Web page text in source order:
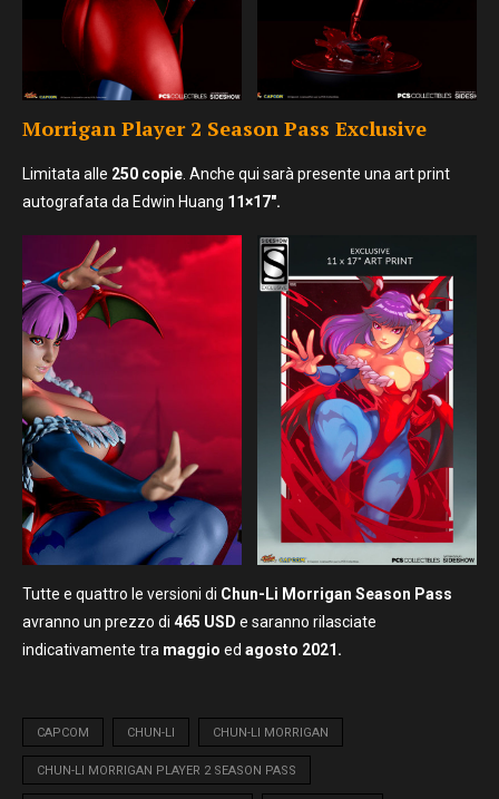
Morrigan Player 2 Season Pass Exclusive
Limitata alle 250 copie . Anche qui sarà presente una art print
autografata da Edwin Huang 11×17″.
Tutte e quattro le versioni di Chun-Li Morrigan Season Pass
avranno un prezzo di 465 USD e saranno rilasciate
indicativamente tra maggio ed agosto 2021.
CAPCOM CHUN-LI CHUN-LI MORRIGAN
CHUN-LI MORRIGAN PLAYER 2 SEASON PASS